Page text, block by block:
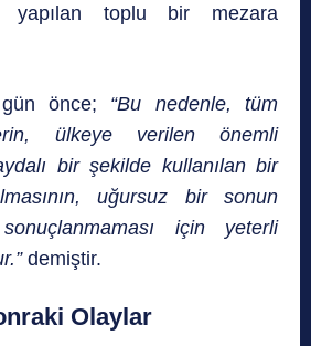
yapılan toplu bir mezara
önce;
“Bu nedenle, tüm
ülkeye verilen önemli
bir şekilde kullanılan bir
uğursuz bir sonun
için yeterli
demiştir.
Olaylar